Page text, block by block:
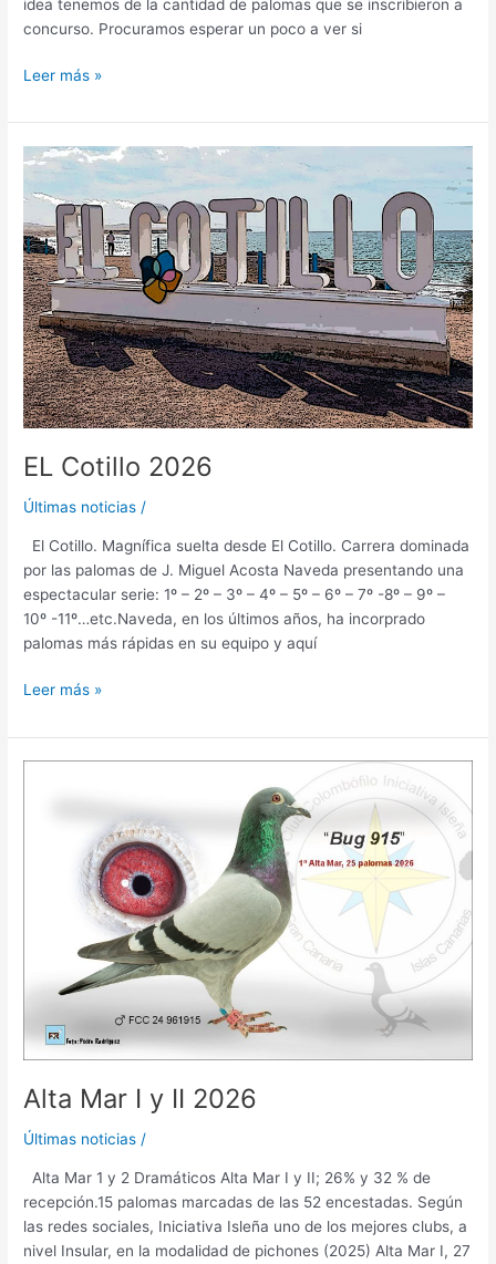
idea tenemos de la cantidad de palomas que se inscribieron a
concurso. Procuramos esperar un poco a ver si
Leer más »
EL Cotillo 2026
Últimas noticias /
El Cotillo. Magnífica suelta desde El Cotillo. Carrera dominada
por las palomas de J. Miguel Acosta Naveda presentando una
espectacular serie: 1º – 2º – 3º – 4º – 5º – 6º – 7º -8º – 9º –
10º -11º…etc.Naveda, en los últimos años, ha incorprado
palomas más rápidas en su equipo y aquí
EL
Cotillo
2026
Leer más »
Alta Mar I y II 2026
Últimas noticias /
Alta Mar 1 y 2 Dramáticos Alta Mar I y II; 26% y 32 % de
recepción.15 palomas marcadas de las 52 encestadas. Según
las redes sociales, Iniciativa Isleña uno de los mejores clubs, a
nivel Insular, en la modalidad de pichones (2025) Alta Mar I, 27